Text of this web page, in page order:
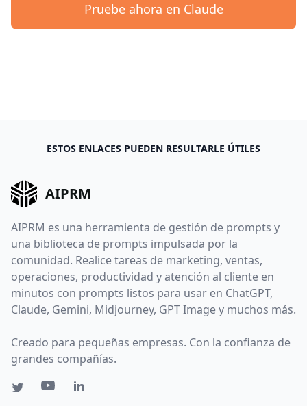
Pruebe ahora en Claude
ESTOS ENLACES PUEDEN RESULTARLE ÚTILES
AIPRM
AIPRM es una herramienta de gestión de prompts y
una biblioteca de prompts impulsada por la
comunidad. Realice tareas de marketing, ventas,
operaciones, productividad y atención al cliente en
minutos con prompts listos para usar en ChatGPT,
Claude, Gemini, Midjourney, GPT Image y muchos más.
Creado para pequeñas empresas. Con la confianza de
grandes compañías.